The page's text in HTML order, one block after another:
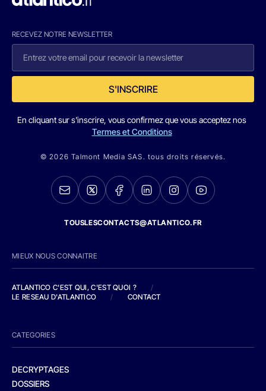
RECEVEZ NOTRE NEWSLETTER
S'INSCRIRE
En cliquant sur s'inscrire, vous confirmez que vous acceptez nos
Termes et Conditions
© 2026 Talmont Media SAS. tous droits réservés.
TOUSLESCONTACTS@ATLANTICO.FR
MIEUX NOUS CONNAITRE
ATLANTICO C'EST QUI, C'EST QUOI ?
/
LE RESEAU D'ATLANTICO
/ CONTACT
CATEGORIES
DECRYPTAGES
DOSSIERS